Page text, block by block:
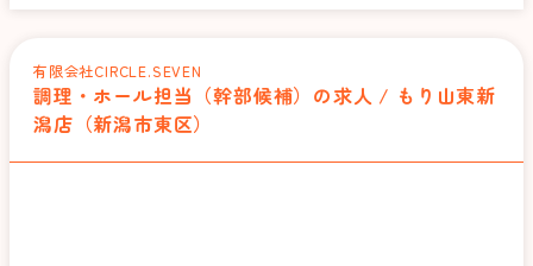
有限会社CIRCLE.SEVEN
調理・ホール担当（幹部候補）の求人 / もり山東新
潟店（新潟市東区）